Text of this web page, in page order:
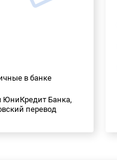
в банке
ЮниКредит Банка,
перевод